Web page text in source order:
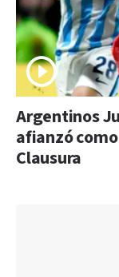
Argentinos
afianzó
Clausura